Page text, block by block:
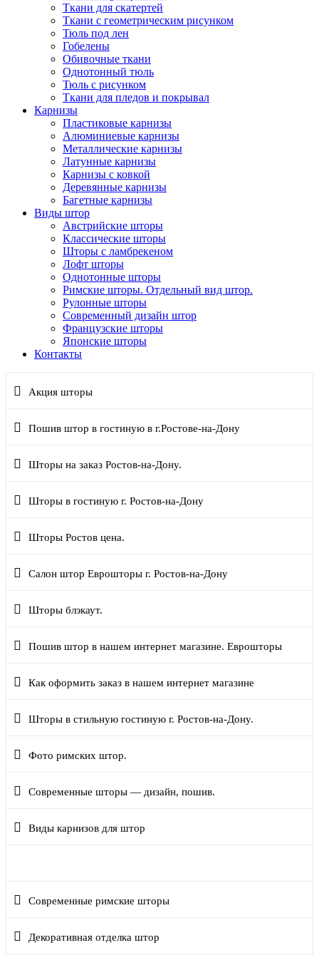
Ткани для скатертей
Ткани с геометрическим рисунком
Тюль под лен
Гобелены
Обивочные ткани
Однотонный тюль
Тюль с рисунком
Ткани для пледов и покрывал
Карнизы
Пластиковые карнизы
Алюминиевые карнизы
Металлические карнизы
Латунные карнизы
Карнизы с ковкой
Деревянные карнизы
Багетные карнизы
Виды штор
Австрийские шторы
Классические шторы
Шторы с ламбрекеном
Лофт шторы
Однотонные шторы
Римские шторы. Отдельный вид штор.
Рулонные шторы
Современный дизайн штор
Французские шторы
Японские шторы
Контакты
Акция шторы
Пошив штор в гостиную в г.Ростове-на-Дону
Шторы на заказ Ростов-на-Дону.
Шторы в гостиную г. Ростов-на-Дону
Шторы Ростов цена.
Салон штор Еврошторы г. Ростов-на-Дону
Шторы блэкаут.
Пошив штор в нашем интернет магазине. Еврошторы
Как оформить заказ в нашем интернет магазине
Шторы в стильную гостиную г. Ростов-на-Дону.
Фото римских штор.
Современные шторы — дизайн, пошив.
Виды карнизов для штор
Современные римские шторы
Декоративная отделка штор